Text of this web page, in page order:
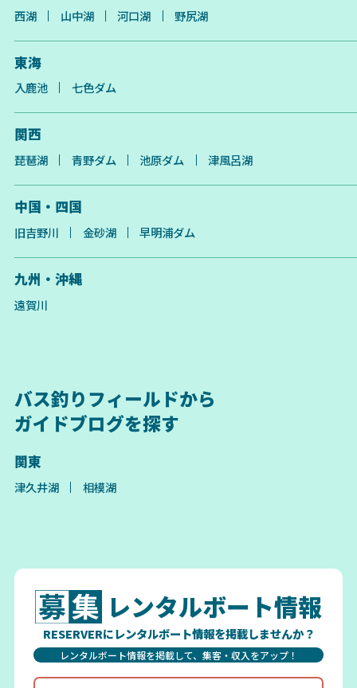
西湖 山中湖 河口湖 野尻湖
東海
入鹿池 七色ダム
関西
琵琶湖 青野ダム 池原ダム 津風呂湖
中国・四国
旧吉野川 金砂湖 早明浦ダム
九州・沖縄
遠賀川
バス釣りフィールドから
ガイドブログを探す
関東
津久井湖 相模湖
レンタルボート情報
RESERVERにレンタルボート情報を掲載しませんか？
レンタルボート情報を掲載して、集客・収入をアップ！